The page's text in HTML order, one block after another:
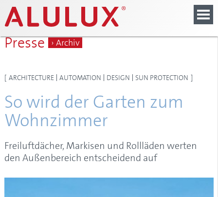
Presse › Archiv
[ ARCHITECTURE AUTOMATION DESIGN SUN PROTECTION ]
So wird der Garten zum
Wohnzimmer
Freiluftdächer, Markisen und Rollläden werten
den Außenbereich entscheidend auf